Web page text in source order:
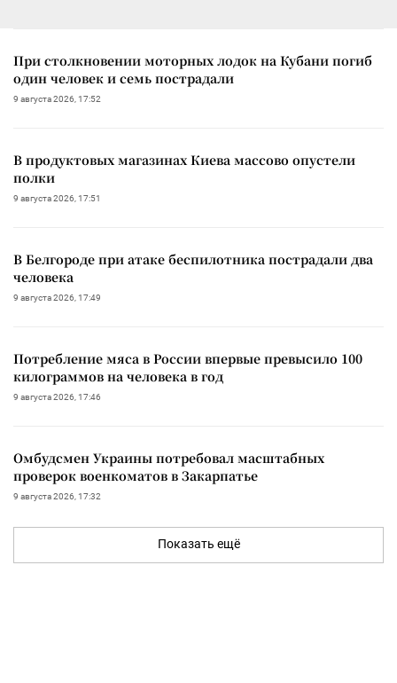
При столкновении моторных лодок на Кубани погиб
один человек и семь пострадали
9 августа 2026, 17:52
В продуктовых магазинах Киева массово опустели
полки
9 августа 2026, 17:51
В Белгороде при атаке беспилотника пострадали два
человека
9 августа 2026, 17:49
Потребление мяса в России впервые превысило 100
килограммов на человека в год
9 августа 2026, 17:46
Омбудсмен Украины потребовал масштабных
проверок военкоматов в Закарпатье
9 августа 2026, 17:32
Показать ещё